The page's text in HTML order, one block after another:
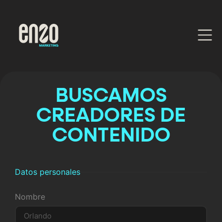
BUSCAMOS
CREADORES DE
CONTENIDO
Datos personales
Nombre